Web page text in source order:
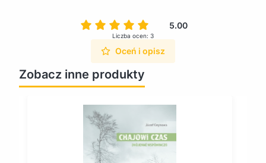
5.00
Liczba ocen: 3
Oceń i opisz
Zobacz inne produkty